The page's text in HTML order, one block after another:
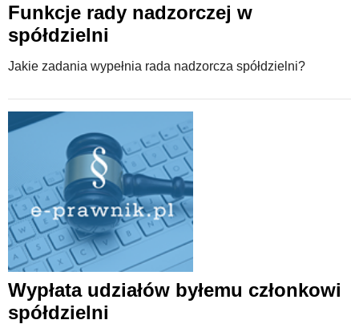
Funkcje rady nadzorczej w
spółdzielni
Jakie zadania wypełnia rada nadzorcza spółdzielni?
Wypłata udziałów byłemu członkowi
spółdzielni